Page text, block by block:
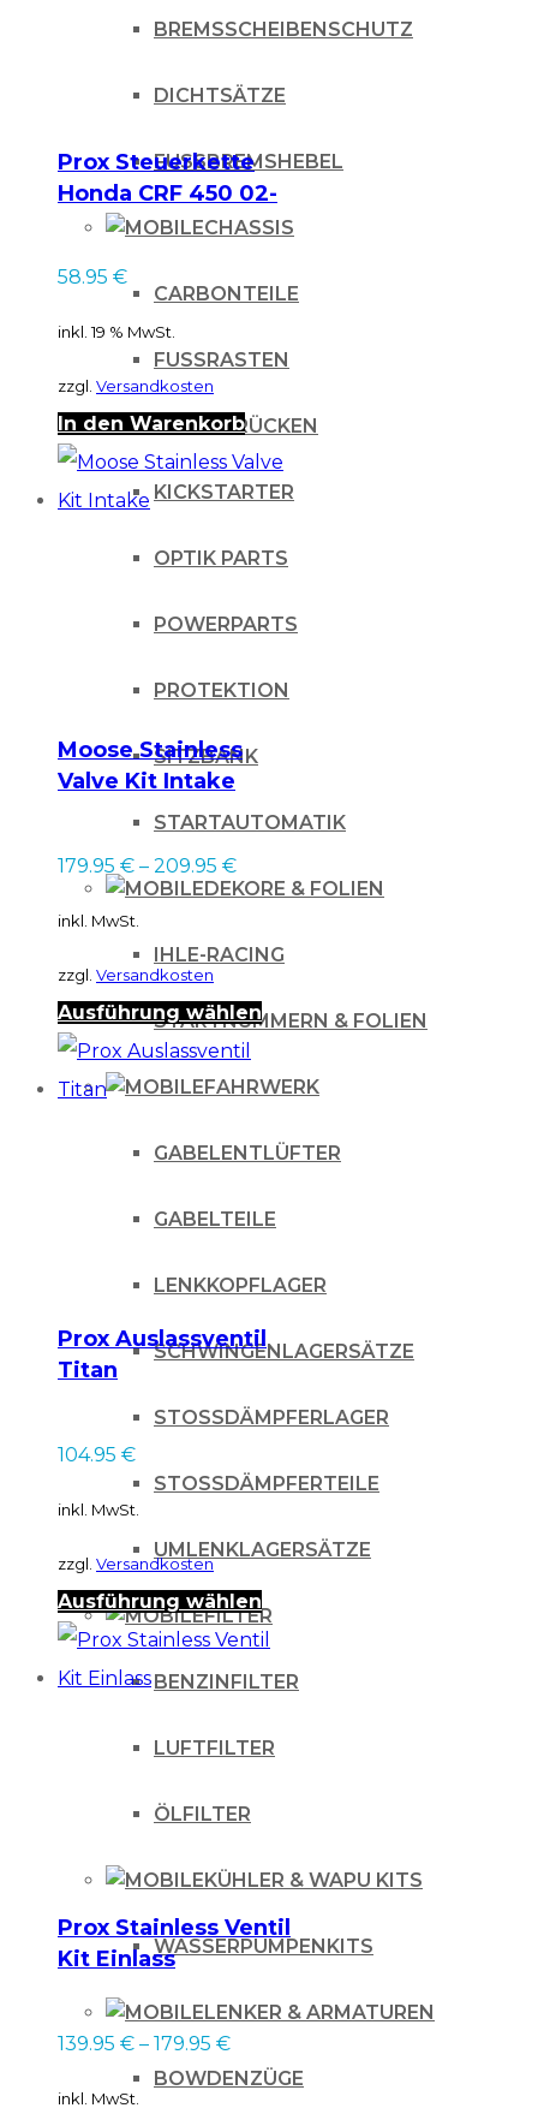
BREMSSCHEIBENSCHUTZ
DICHTSÄTZE
FUSSBREMSHEBEL
CHASSIS
CARBONTEILE
FUSSRASTEN
GABELBRÜCKEN
KICKSTARTER
OPTIK PARTS
POWERPARTS
PROTEKTION
SITZBANK
STARTAUTOMATIK
DEKORE & FOLIEN
IHLE-RACING
STARTNUMMERN & FOLIEN
FAHRWERK
GABELENTLÜFTER
GABELTEILE
LENKKOPFLAGER
SCHWINGENLAGERSÄTZE
STOSSDÄMPFERLAGER
STOSSDÄMPFERTEILE
UMLENKLAGERSÄTZE
FILTER
BENZINFILTER
LUFTFILTER
ÖLFILTER
KÜHLER & WAPU KITS
WASSERPUMPENKITS
LENKER & ARMATUREN
BOWDENZÜGE
Prox Steuerkette
Honda CRF 450 02-
08
58.95 €
inkl. 19 % MwSt.
zzgl. Versandkosten
In den Warenkorb
Moose Stainless
Valve Kit Intake
179.95 € – 209.95 €
inkl. MwSt.
zzgl. Versandkosten
Ausführung wählenDieses
weist
Varianten
Optionen
auf
gewählt
Prox Auslassventil
Titan
104.95 €
inkl. MwSt.
zzgl. Versandkosten
Ausführung wählen
Produkt
weist
Varianten
Optionen
auf
Produktseite
gewählt
Prox Stainless Ventil
Kit Einlass
139.95 € – 179.95 €
inkl. MwSt.